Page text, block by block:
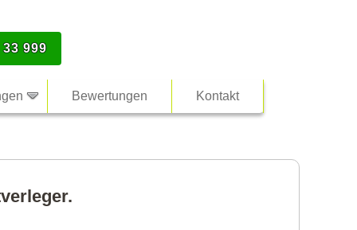
999
Bewertungen Kontakt